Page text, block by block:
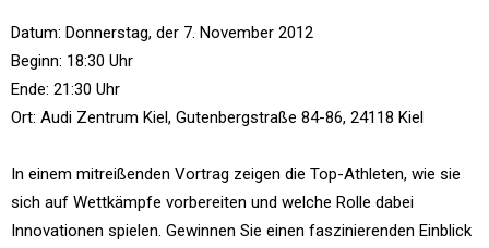
Datum: Donnerstag, der 7. November 2012
Beginn: 18:30 Uhr
Ende: 21:30 Uhr
Ort: Audi Zentrum Kiel, Gutenbergstraße 84-86, 24118 Kiel
In einem mitreißenden Vortrag zeigen die Top-Athleten, wie sie
sich auf Wettkämpfe vorbereiten und welche Rolle dabei
Innovationen spielen. Gewinnen Sie einen faszinierenden Einblick